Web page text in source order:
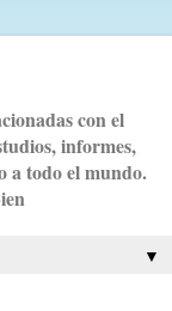
con el
informes,
a todo el mundo.
▼